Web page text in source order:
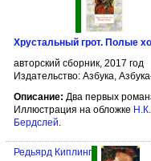
Хрустальный грот. Полые
авторский сборник, 2017 год
Издательство: Азбука,
Описание: Два первых
Иллюстрация на обложке
Бердслей.
Редьярд Киплинг